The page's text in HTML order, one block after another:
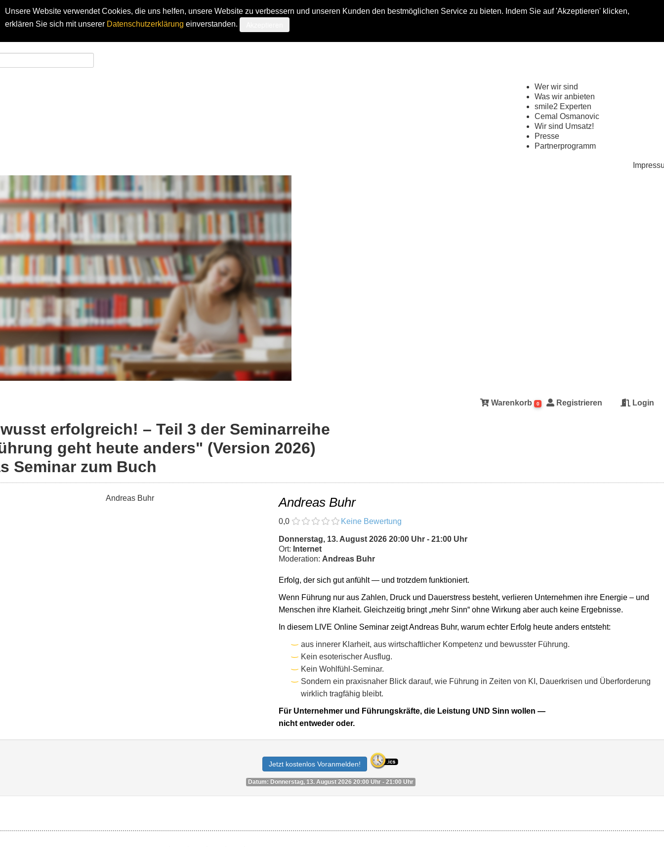
Wer wir sind
Was wir anbieten
smile2 Experten
Cemal Osmanovic
Wir sind Umsatz!
Presse
Partnerprogramm
Warenkorb 0 Registrieren Login
erfolgreich! – Teil 3 der Seminarreihe
geht heute anders" (Version 2026)
Seminar zum Buch
Andreas Buhr
0,0 Keine Bewertung
Donnerstag, 13. August 2026 20:00 Uhr - 21:00 Uhr
Ort: Internet
Moderation: Andreas Buhr
Erfolg, der sich gut anfühlt — und trotzdem funktioniert.
Wenn Führung nur aus Zahlen, Druck und Dauerstress besteht, verlieren Unternehmen ihre Energie – und
Menschen ihre Klarheit. Gleichzeitig bringt „mehr Sinn“ ohne Wirkung aber auch keine Ergebnisse.
In diesem LIVE Online Seminar zeigt Andreas Buhr, warum echter Erfolg heute anders entsteht:
aus innerer Klarheit, aus wirtschaftlicher Kompetenz und bewusster Führung.
Kein esoterischer Ausflug.
Kein Wohlfühl-Seminar.
Sondern ein praxisnaher Blick darauf, wie Führung in Zeiten von KI, Dauerkrisen und Überforderung
wirklich tragfähig bleibt.
Für Unternehmer und Führungskräfte, die Leistung UND Sinn wollen —
nicht entweder oder.
Jetzt kostenlos Voranmelden!
Datum: Donnerstag, 13. August 2026 20:00 Uhr - 21:00 Uhr
Unsere Website verwendet Cookies, die uns helfen, unsere Website zu verbessern und unseren Kunden den bestmöglichen Service zu bieten. Indem Sie auf 'Akzeptieren' klicken,
erklären Sie sich mit unserer Datenschutzerklärung einverstanden.